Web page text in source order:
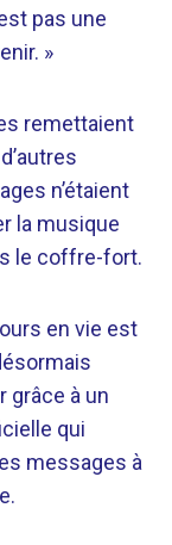
pas une
»
remettaient
n’étaient
la musique
le coffre-fort.
en vie est
grâce à un
qui
messages à